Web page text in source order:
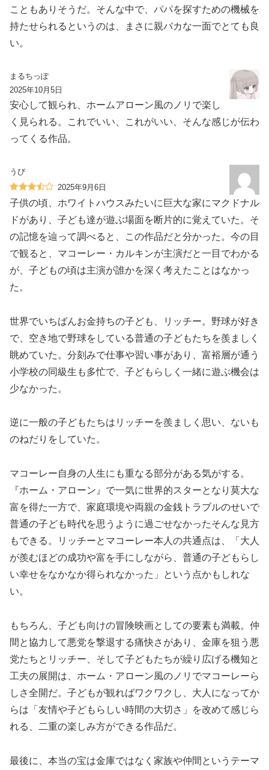
こともありそうだ。そんな中で、パパを探すための機械を
持たせられるというのは、まさに親バカな一面でとても良
い。
まるちっぽ
2025年10月5日
安心して観られ、ホームアローン風のノリで楽し
く見られる。これでいい、これがいい、そんな感じが伝わ
ってくる作品。
うび
2025年9月6日
子供の頃、ホワイトハウスみたいに巨大な家にマクドナル
ドがあり、子ども達が遊ぶ場面を断片的に覚えていた。そ
の記憶を辿って調べると、この作品だと分かった。今の目
で観ると、マコーレー・カルキンが主演だと一目でわかる
が、子どもの頃は主演が誰かを深く考えたことはなかっ
た。
世界でいちばんお金持ちの子ども、リッチー。野球が好き
で、空き地で野球をしている普通の子どもたちを羨ましく
眺めていた。分刻みで仕事や習い事があり、富裕層が通う
小学校の同級生も多忙で、子どもらしく一緒に遊ぶ機会は
少なかった。
逆に一般の子どもたちはリッチーを羨ましく思い、ないも
のねだりをしていた。
マコーレー自身の人生にも重なる部分がある気がする。
『ホーム・アローン』で一気に世界的スターとなり莫大な
富を得た一方で、家庭環境や両親の金銭トラブルのせいで
普通の子ども時代を思うように過ごせなかったそんな見方
もできる。リッチーとマコーレー本人の共通点は、「大人
が羨むほどの成功や富を手にしながら、普通の子どもらし
い幸せをなかなか得られなかった」という点かもしれな
い。
もちろん、子ども向けの冒険映画としての要素も満載。仲
間と協力して悪党を撃退する痛快さがあり、金庫を狙う悪
党たちとリッチー、そして子どもたちが繰り広げる機知と
工夫の展開は、ホーム・アローン風のノリでマコーレーら
しさ全開だ。子どもが観ればワクワクし、大人になってか
らは「友情や子どもらしい時間の大切さ」を改めて感じら
れる、二重の楽しみ方ができる作品だ。
最後に、本当の宝は金庫ではなく家族や仲間というテーマ